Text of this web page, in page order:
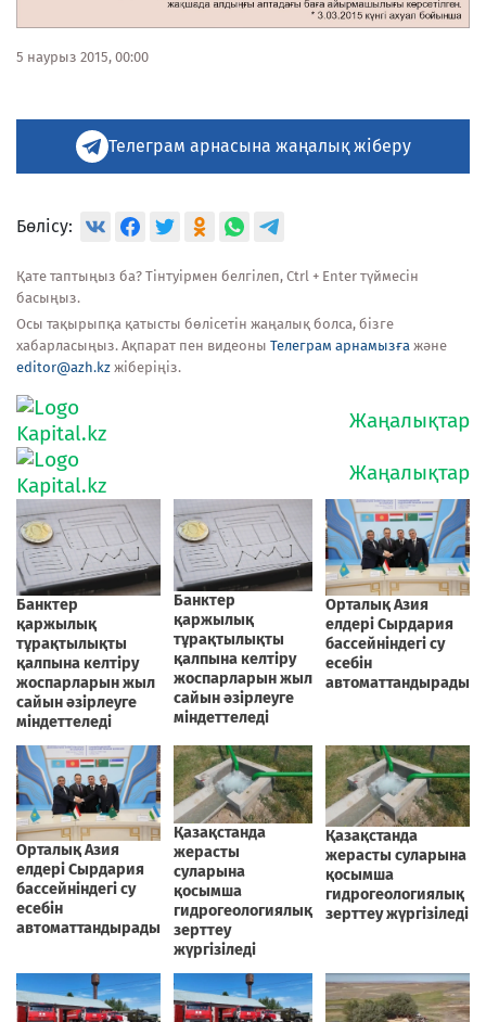
5 наурыз 2015, 00:00
Телеграм арнасына жаңалық жіберу
Бөлісу:
Қате таптыңыз ба? Тінтуірмен белгілеп, Ctrl + Enter түймесін
басыңыз.
Осы тақырыпқа қатысты бөлісетін жаңалық болса, бізге
хабарласыңыз. Ақпарат пен видеоны Телеграм арнамызға және
editor@azh.kz жіберіңіз.